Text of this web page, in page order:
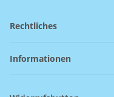
Rechtliches
Informationen